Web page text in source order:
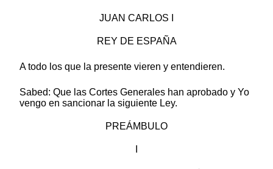
JUAN CARLOS I
REY DE ESPAÑA
A todo los que la presente vieren y entendieren.
Sabed: Que las Cortes Generales han aprobado y Yo
vengo en sancionar la siguiente Ley.
PREÁMBULO